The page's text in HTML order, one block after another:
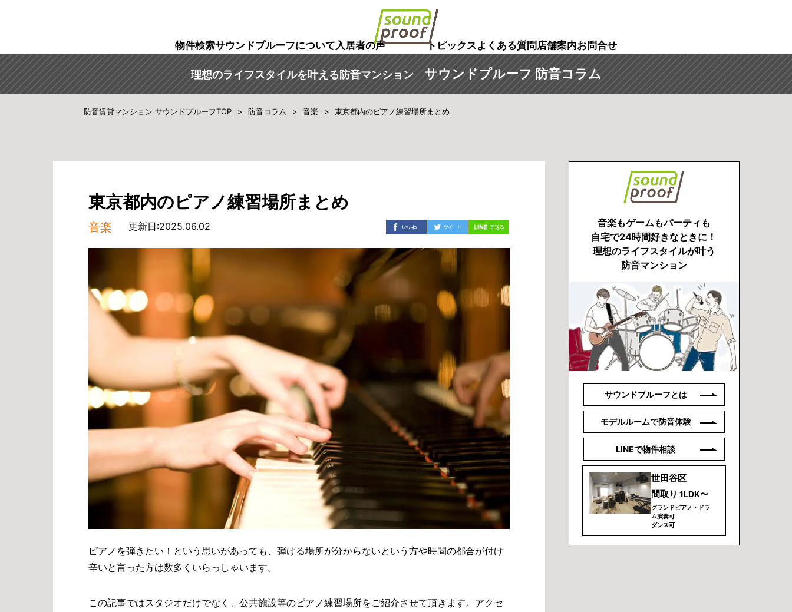
物件検索サウンドプルーフについて 入居者の声 トピックスよくある質問 店舗案内お問合せ
理想のライフスタイルを叶える防音マンションサウンドプルーフ 防音コラム
防音賃貸マンション サウンドプルーフTOP 防音コラム 音楽 東京都内のピアノ練習場所まとめ
東京都内のピアノ練習場所まとめ
音楽 更新日:2025.06.02
ピアノを弾きたい！という思いがあっても、弾ける場所が分からないという方や時間の都合が付け
辛いと言った方は数多くいらっしゃいます。
この記事ではスタジオだけでなく、公共施設等のピアノ練習場所をご紹介させて頂きます。アクセ
音楽もゲームもパーティも
自宅で24時間好きなときに！
理想のライフスタイルが叶う
防音マンション
サウンドプルーフとは
モデルルームで防音体験
LINEで物件相談
世田谷区
間取り1LDK〜
グランドピアノ・ドラ
ム演奏可
ダンス可